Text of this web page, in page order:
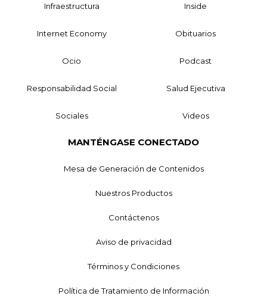
Infraestructura Inside
Internet Economy Obituarios
Ocio Podcast
Responsabilidad Social Salud Ejecutiva
Sociales Videos
MANTÉNGASE CONECTADO
Mesa de Generación de Contenidos
Nuestros Productos
Contáctenos
Aviso de privacidad
Términos y Condiciones
Política de Tratamiento de Información